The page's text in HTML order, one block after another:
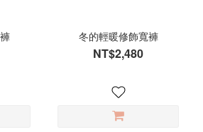
冬的輕暖修飾寬褲
NT$2,480